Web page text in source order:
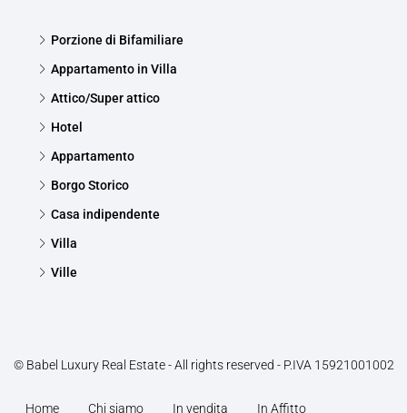
Porzione di Bifamiliare
Appartamento in Villa
Attico/Super attico
Hotel
Appartamento
Borgo Storico
Casa indipendente
Villa
Ville
© Babel Luxury Real Estate - All rights reserved - P.IVA 15921001002
Home Chi siamo In vendita In Affitto